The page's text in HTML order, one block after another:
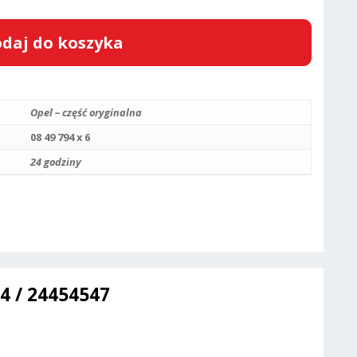
do koszyka
Opel – część oryginalna
08 49 794 x 6
24 godziny
/ 24454547